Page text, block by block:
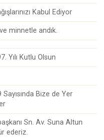
Kabul Ediyor
minnetle andık.
Yılı Kutlu Olsun
Bize de Yer
Sn. Av. Suna Altun
ederiz.